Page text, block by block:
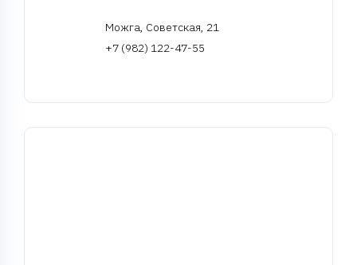
Можга, Советская, 21
+7 (982) 122-47-55